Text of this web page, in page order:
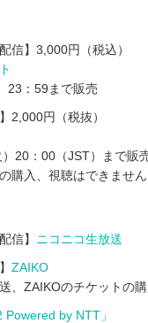
信】3,000円（税込）
23：59まで販売
2,000円（税抜）
20：00（JST）まで販
購入、視聴はできません
信】 ニコニコ生放送
ZAIKO
、ZAIKOのチケットの
Powered by NTT」